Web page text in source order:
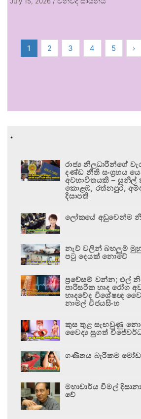
1 2 3 4 5 ›
.
රාජ්‍ය නිලධාරීන්ගේ
දණ්ඩ නීති සංග්‍රහය
අවභාවිතයකි –
කොළඹ, රත්නපුර,
දිසාපති
ලෝකයේ අඩුවෙන්ම
නැව් වලින් බහලුම්
පටු දෙයක් නොවේ
ප්‍රවේසම් වන්න; එල්
පාරිසරික හෘද රෝග
හෘදවේද විශේෂඥ
නාමල් විජයසිංහ
කුස තුළ සැඟවුණු
වෛද්‍ය සුගත්
ගණිතය බැරිකම
මහාචාර්ය විමල්
වේ